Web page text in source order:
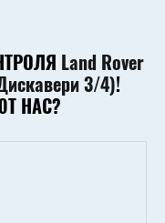
Land Rover
3/4)!
НАС?